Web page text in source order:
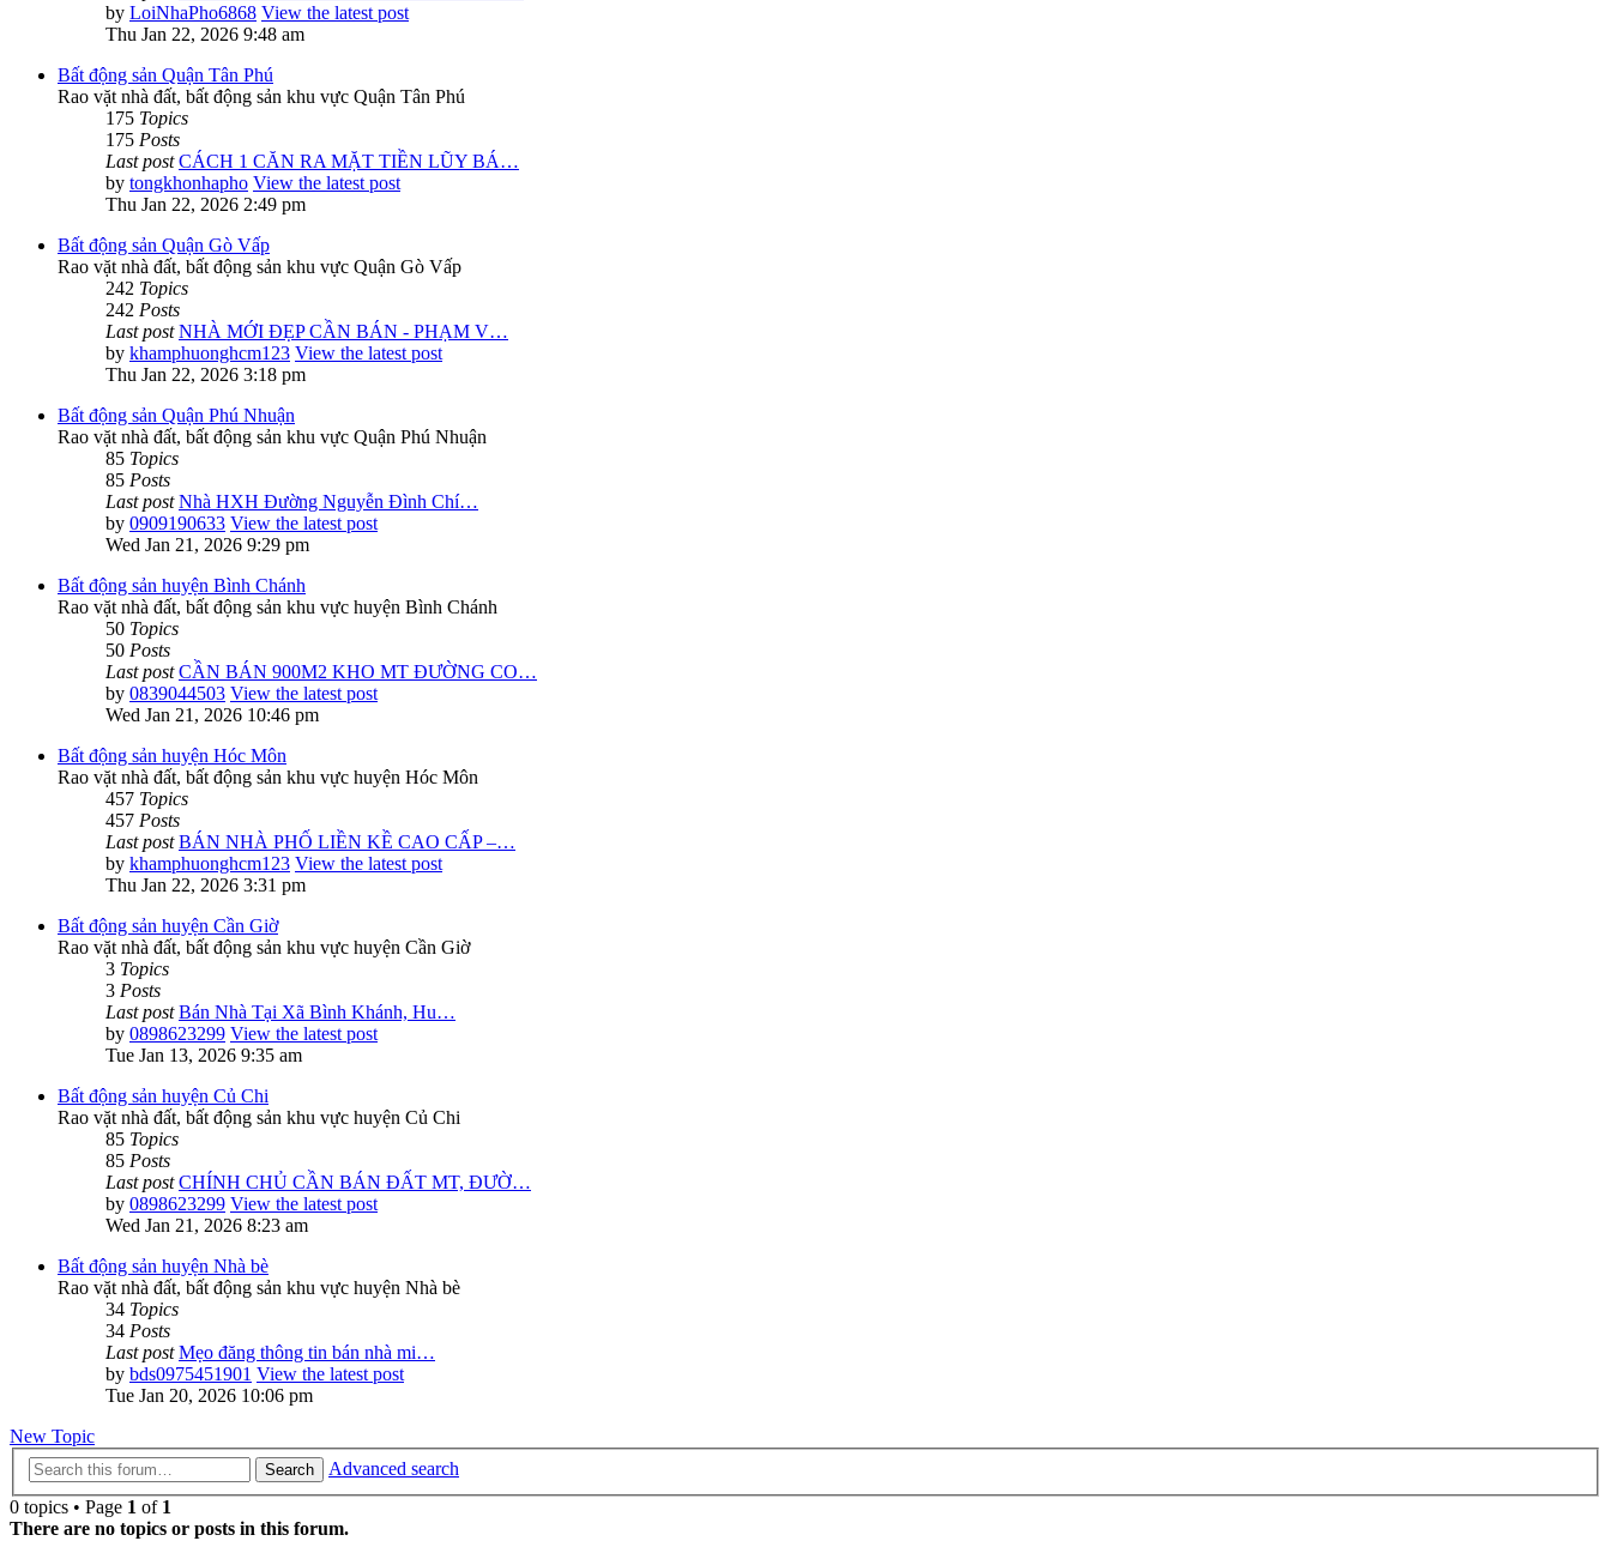
by LoiNhaPho6868 View the latest post
Thu Jan 22, 2026 9:48 am
Bất động sản Quận Tân Phú
Rao vặt nhà đất, bất động sản khu vực Quận Tân Phú
175 Topics
175 Posts
Last post CÁCH 1 CĂN RA MẶT TIỀN LŨY BÁ…
by tongkhonhapho View the latest post
Thu Jan 22, 2026 2:49 pm
Bất động sản Quận Gò Vấp
Rao vặt nhà đất, bất động sản khu vực Quận Gò Vấp
242 Topics
242 Posts
Last post NHÀ MỚI ĐẸP CẦN BÁN - PHẠM V…
by khamphuonghcm123 View the latest post
Thu Jan 22, 2026 3:18 pm
Bất động sản Quận Phú Nhuận
Rao vặt nhà đất, bất động sản khu vực Quận Phú Nhuận
85 Topics
85 Posts
Last post Nhà HXH Đường Nguyễn Đình Chí…
by 0909190633 View the latest post
Wed Jan 21, 2026 9:29 pm
Bất động sản huyện Bình Chánh
Rao vặt nhà đất, bất động sản khu vực huyện Bình Chánh
50 Topics
50 Posts
Last post CẦN BÁN 900M2 KHO MT ĐƯỜNG CO…
by 0839044503 View the latest post
Wed Jan 21, 2026 10:46 pm
Bất động sản huyện Hóc Môn
Rao vặt nhà đất, bất động sản khu vực huyện Hóc Môn
457 Topics
457 Posts
Last post BÁN NHÀ PHỐ LIỀN KỀ CAO CẤP –…
by khamphuonghcm123 View the latest post
Thu Jan 22, 2026 3:31 pm
Bất động sản huyện Cần Giờ
Rao vặt nhà đất, bất động sản khu vực huyện Cần Giờ
3 Topics
3 Posts
Last post Bán Nhà Tại Xã Bình Khánh, Hu…
by 0898623299 View the latest post
Tue Jan 13, 2026 9:35 am
Bất động sản huyện Củ Chi
Rao vặt nhà đất, bất động sản khu vực huyện Củ Chi
85 Topics
85 Posts
Last post CHÍNH CHỦ CẦN BÁN ĐẤT MT, ĐƯỜ…
by 0898623299 View the latest post
Wed Jan 21, 2026 8:23 am
Bất động sản huyện Nhà bè
Rao vặt nhà đất, bất động sản khu vực huyện Nhà bè
34 Topics
34 Posts
Last post Mẹo đăng thông tin bán nhà mi…
by bds0975451901 View the latest post
Tue Jan 20, 2026 10:06 pm
New Topic
Search
Advanced search
0 topics • Page 1 of 1
There are no topics or posts in this forum.